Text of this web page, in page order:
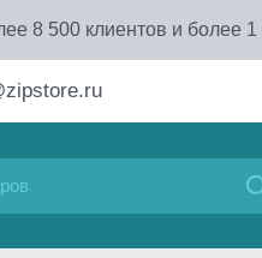
8 500 клиентов и более